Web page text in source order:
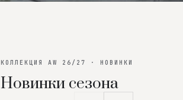
КОЛЛЕКЦИЯ AW 26/27 · НОВИНКИ
Новинки сезона